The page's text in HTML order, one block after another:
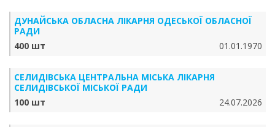
ДУНАЙСЬКА ОБЛАСНА ЛІКАРНЯ ОДЕСЬКОЇ ОБЛАСНОЇ
РАДИ
400 шт
01.01.1970
СЕЛИДІВСЬКА ЦЕНТРАЛЬНА МІСЬКА ЛІКАРНЯ
СЕЛИДІВСЬКОЇ МІСЬКОЇ РАДИ
100 шт
24.07.2026